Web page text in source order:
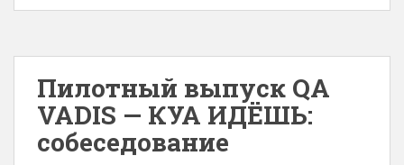
Пилотный выпуск QA
VADIS — КУА ИДЁШЬ:
собеседование